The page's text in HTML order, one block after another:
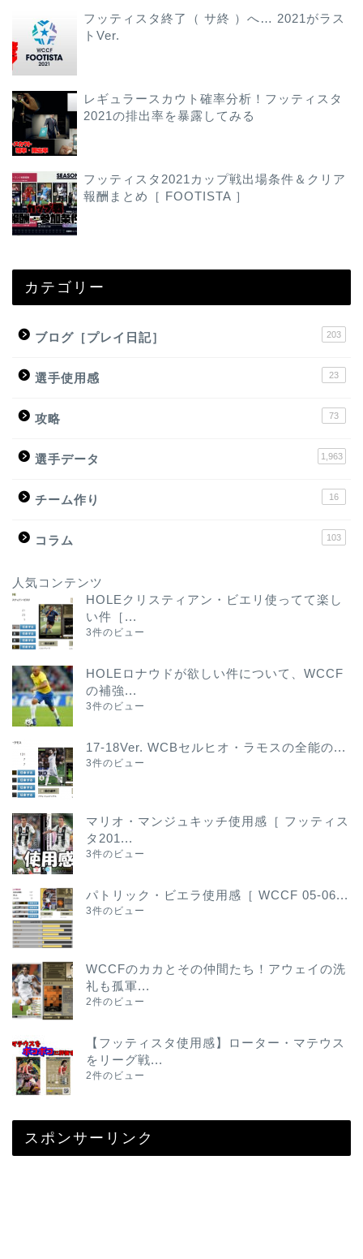
フッティスタ終了（ サ終 ）へ… 2021がラス
トVer.
レギュラースカウト確率分析！フッティスタ
2021の排出率を暴露してみる
フッティスタ2021カップ戦出場条件＆クリア
報酬まとめ［ FOOTISTA ］
カテゴリー
ブログ［プレイ日記］ 203
選手使用感 23
攻略 73
選手データ 1,963
チーム作り 16
コラム 103
人気コンテンツ
HOLEクリスティアン・ビエリ使ってて楽し
い件［...
3件のビュー
HOLEロナウドが欲しい件について、WCCF
の補強...
3件のビュー
17-18Ver. WCBセルヒオ・ラモスの全能の...
3件のビュー
マリオ・マンジュキッチ使用感［ フッティス
タ201...
3件のビュー
パトリック・ビエラ使用感［ WCCF 05-06...
3件のビュー
WCCFのカカとその仲間たち！アウェイの洗
礼も孤軍...
2件のビュー
【フッティスタ使用感】ローター・マテウス
をリーグ戦...
2件のビュー
スポンサーリンク